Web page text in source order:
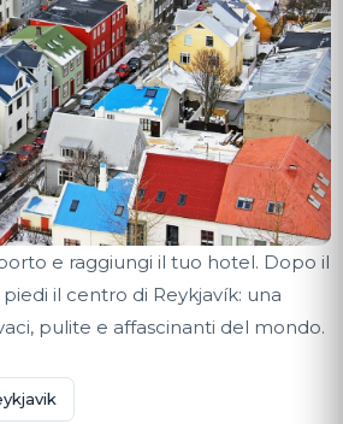
e raggiungi il tuo hotel. Dopo il
il centro di Reykjavík: una
pulite e affascinanti del mondo.